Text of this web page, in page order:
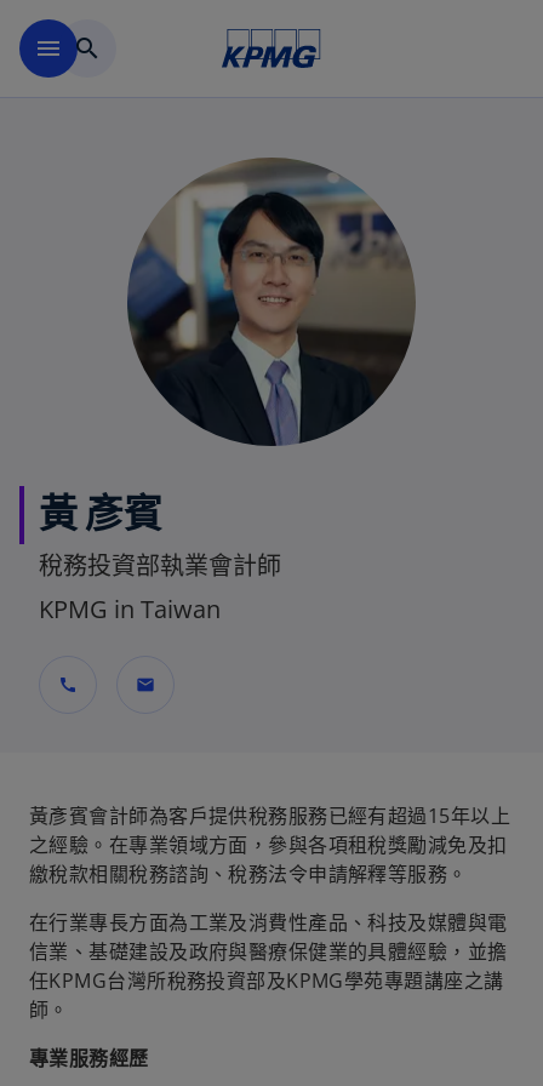
menu search
黃 彥賓
稅務投資部執業會計師
KPMG in Taiwan
call mail
黃彥賓會計師為客戶提供稅務服務已經有超過15年以上
之經驗。在專業領域方面，參與各項租稅獎勵減免及扣
繳稅款相關稅務諮詢、稅務法令申請解釋等服務。
在行業專長方面為工業及消費性產品、科技及媒體與電
信業、基礎建設及政府與醫療保健業的具體經驗，並擔
任KPMG台灣所稅務投資部及KPMG學苑專題講座之講
師。
專業服務經歷